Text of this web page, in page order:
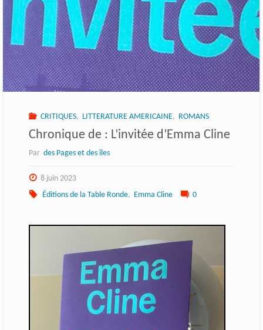
CRITIQUES, LITTERATURE AMERICAINE, ROMANS
Chronique de : L’invitée d’Emma Cline
Par des Pages et des îles
8 juin 2023
Éditions de la Table Ronde, Emma Cline 0